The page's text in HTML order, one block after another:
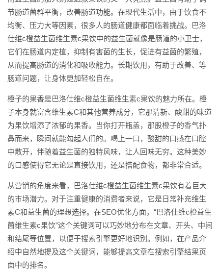
节肠道菌群平衡，改善肠道功能。在现代生活中，由于饮食不
均衡、压力大等因素，很多人的肠道健康都面临着挑战。巴洛
仕维c橙益生菌维生素c果饮中的益生菌就像是肠道的小卫士，
它们在肠道内定植，抑制有害菌的生长，促进有益菌的繁殖，
从而提高肠道的消化和吸收能力。长期饮用，有助于改善、等
肠道问题，让身体更加轻松自在。
橙子的果香是巴洛仕维c橙益生菌维生素c果饮的魅力所在。橙
子本身就富含维生素C和其他营养成分，它那清新、酸甜的味道
为果饮增添了浓郁的果香。当你打开瓶盖，那股橙子的香气扑
鼻而来，瞬间就能勾起人们的。喝上一口，酸甜的口感在口腔
中散开，伴随着益生菌的独特风味，让人回味无穷。这种美妙
的口感使得它无论是直接饮用，还是搭配食物，都非常合适。
从营销的角度来看，巴洛仕维c橙益生菌维生素c果饮有着巨大
的市场潜力。对于注重健康的消费者来说，它是日常补充维生
素C和益生菌的理想选择。在SEO优化方面，“巴洛仕维c橙益生
菌维生素c果饮”这个关键词可以巧妙地分布在文章、开头、中间
和结尾等位置，以便于搜索引擎更好地识别。例如，在产品介
绍中自然地提及这个关键词，能够提高文章在搜索引擎结果页
面中的排名。